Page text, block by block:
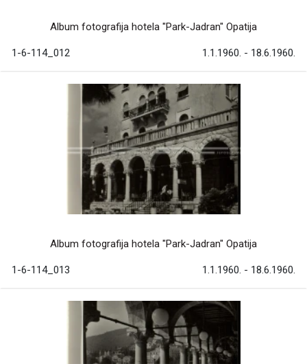
Album fotografija hotela "Park-Jadran" Opatija
1-6-114_012 1.1.1960. - 18.6.1960.
Album fotografija hotela "Park-Jadran" Opatija
1-6-114_013 1.1.1960. - 18.6.1960.